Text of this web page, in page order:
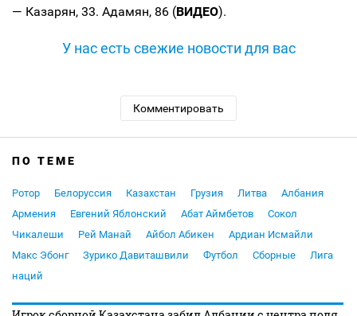
— Казарян, 33. Адамян, 86 (ВИДЕО).
У нас есть свежие новости для вас
Комментировать
ПО ТЕМЕ
Ротор Белоруссия Казахстан Грузия Литва
Албания
Армения
Евгений Яблонский Абат Аймбетов
Сокол
Чикалеши
Рей Манай Айбол Абикен
Ардиан Исмайли
Макс Эбонг
Зурико Давиташвили Футбол Сборные
Лига
наций